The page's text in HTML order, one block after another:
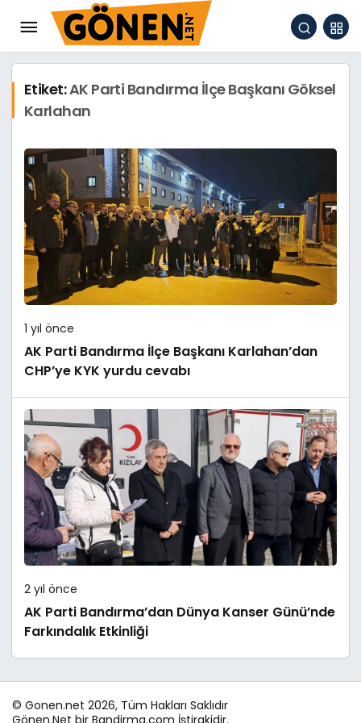
Etiket:AK Parti Bandırma İlçe Başkanı Göksel
Karlahan
1 yıl önce
AK Parti Bandırma İlçe Başkanı Karlahan’dan
CHP’ye KYK yurdu cevabı
2 yıl önce
AK Parti Bandırma’dan Dünya Kanser Günü’nde
Farkındalık Etkinliği
© Gonen.net 2026, Tüm Hakları Saklıdır
Gönen.Net bir Bandirma.com İştirakidir.